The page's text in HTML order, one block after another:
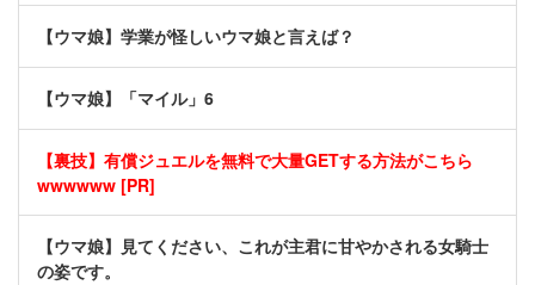
【ウマ娘】学業が怪しいウマ娘と言えば？
【ウマ娘】「マイル」6
【裏技】有償ジュエルを無料で大量GETする方法がこちら
wwwwww [PR]
【ウマ娘】見てください、これが主君に甘やかされる女騎士
の姿です。